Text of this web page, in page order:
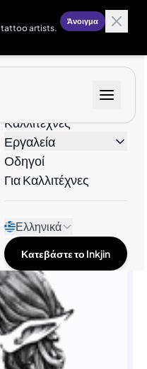
tattoo artists.
Άνοιγμα
Καλλιτέχνες
Εργαλεία
Οδηγοί
Για Καλλιτέχνες
Ελληνικά
Κατεβάστε το Inkjin